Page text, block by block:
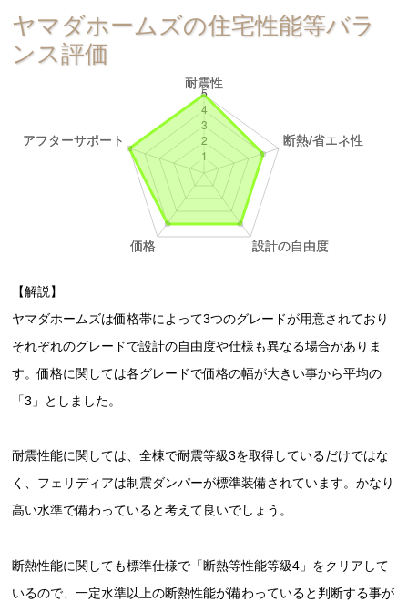
ヤマダホームズの住宅性能等バラ
ンス評価
【解説】
ヤマダホームズは価格帯によって3つのグレードが用意されており
それぞれのグレードで設計の自由度や仕様も異なる場合がありま
す。価格に関しては各グレードで価格の幅が大きい事から平均の
「3」としました。
耐震性能に関しては、全棟で耐震等級3を取得しているだけではな
く、フェリディアは制震ダンパーが標準装備されています。かなり
高い水準で備わっていると考えて良いでしょう。
断熱性能に関しても標準仕様で「断熱等性能等級4」をクリアして
いるので、一定水準以上の断熱性能が備わっていると判断する事が